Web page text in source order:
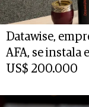
Datawise,
AFA, se instala
US$ 200.000